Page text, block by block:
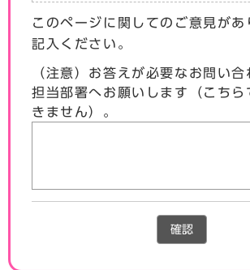
このページに関してのご意見があ
記入ください。
（注意）お答えが必要なお問い
担当部署へお願いします（こちら
きません）。
確認